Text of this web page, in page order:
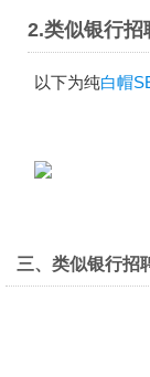
2.类似银行招
以下为纯白帽
三、类似银行招